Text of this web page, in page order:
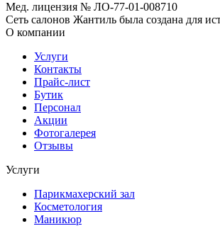
Мед. лицензия № ЛО-77-01-008710
Сеть салонов Жантиль была создана для
О компании
Услуги
Контакты
Прайс-лист
Бутик
Персонал
Акции
Фотогалерея
Отзывы
Услуги
Парикмахерский зал
Косметология
Маникюр